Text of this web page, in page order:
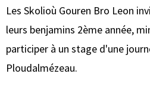
Les Skolioù Gouren Bro Leon
leurs benjamins 2ème année,
participer à un stage d'une
Ploudalmézeau.